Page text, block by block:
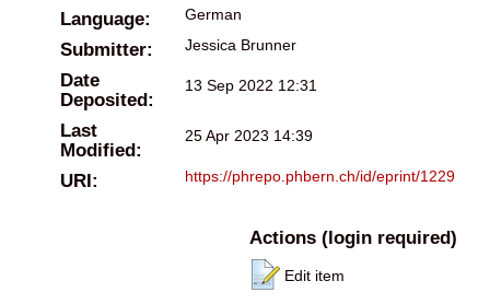
Language: German
Submitter: Jessica Brunner
Date
Deposited:
13 Sep 2022 12:31
Last
Modified:
25 Apr 2023 14:39
URI: https://phrepo.phbern.ch/id/eprint/1229
Actions (login required)
Edit item